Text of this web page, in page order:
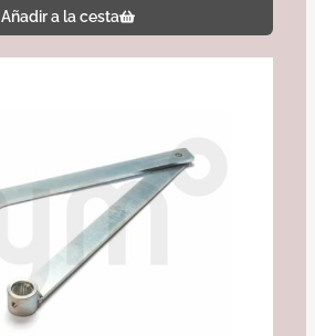
Añadir a la cesta